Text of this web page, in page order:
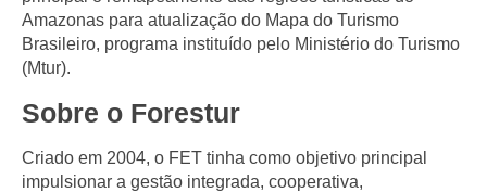
Amazonas para atualização do Mapa do Turismo
Brasileiro, programa instituído pelo Ministério do Turismo
(Mtur).
Sobre o Forestur
Criado em 2004, o FET tinha como objetivo principal
impulsionar a gestão integrada, cooperativa,